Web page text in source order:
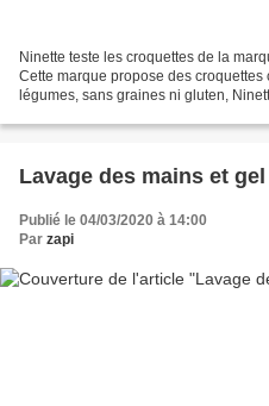
Ninette teste les croquettes de la
Cette marque propose des
légumes, sans graines ni gluten,
Lavage des mains et
Publié le 04/03/2020 à 14:00
Par zapi